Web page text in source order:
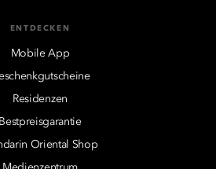
ENTDECKEN
Mobile App
Residenzen
Bestpreisgarantie
Oriental Shop